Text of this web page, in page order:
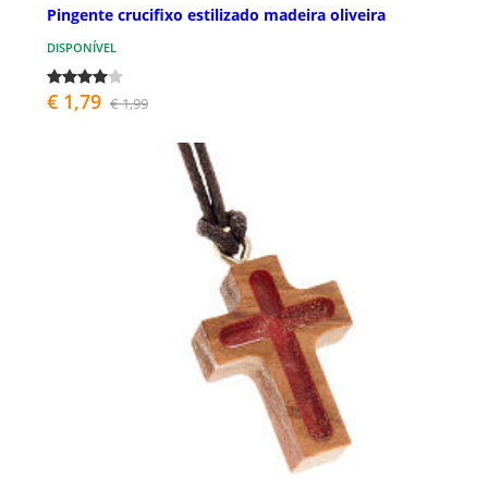
Pingente crucifixo estilizado madeira oliveira
DISPONÍVEL
€ 1,79 € 1,99